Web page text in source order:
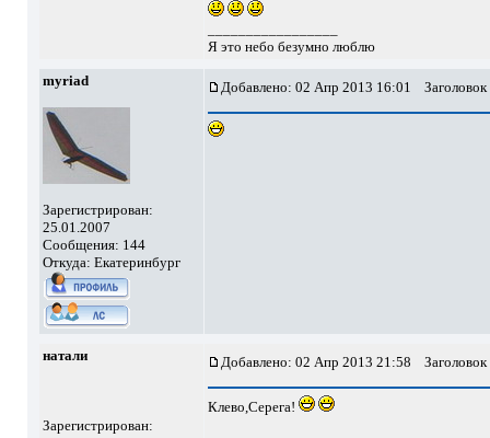
Я это небо безумно люблю
myriad
Зарегистрирован:
25.01.2007
Сообщения: 144
Откуда: Екатеринбург
Добавлено: 02 Апр 2013 16:01
натали
Зарегистрирован:
Добавлено: 02 Апр 2013 21:58
Клево,Серега!